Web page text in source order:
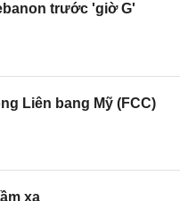
trước 'giờ G'
Liên bang Mỹ (FCC)
xa